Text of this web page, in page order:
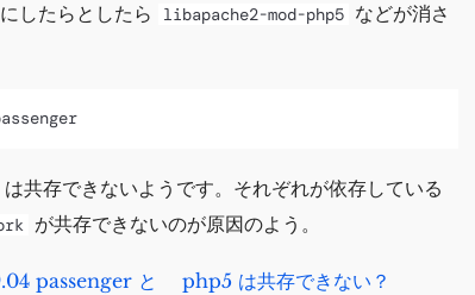
したらとしたら libapache2-mod-php5 などが消さ
存できないようです。それぞれが依存している
が共存できないのが原因のよう。
passenger と php5 は共存できない？